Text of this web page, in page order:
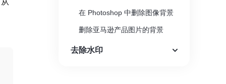
在 Photoshop 中删除图像背景
删除亚马逊产品图片的背景
去除水印